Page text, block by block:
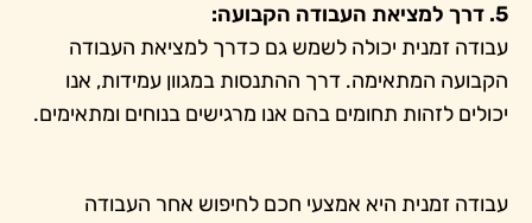
5. דרך למציאת העבודה הקבועה:
עבודה זמנית יכולה לשמש גם כדרך למציאת העבודה
הקבועה המתאימה. דרך ההתנסות במגוון עמידות, אנו
יכולים לזהות תחומים בהם אנו מרגישים בנוחים ומתאימים.
עבודה זמנית היא אמצעי חכם לחיפוש אחר העבודה